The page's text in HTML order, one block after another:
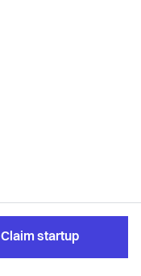
Claim startup